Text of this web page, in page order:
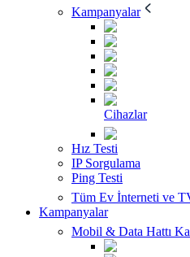
Kampanyalar
Cihazlar
Hız Testi
IP Sorgulama
Ping Testi
Tüm Ev İnterneti ve
Kampanyalar
Mobil & Data Hattı